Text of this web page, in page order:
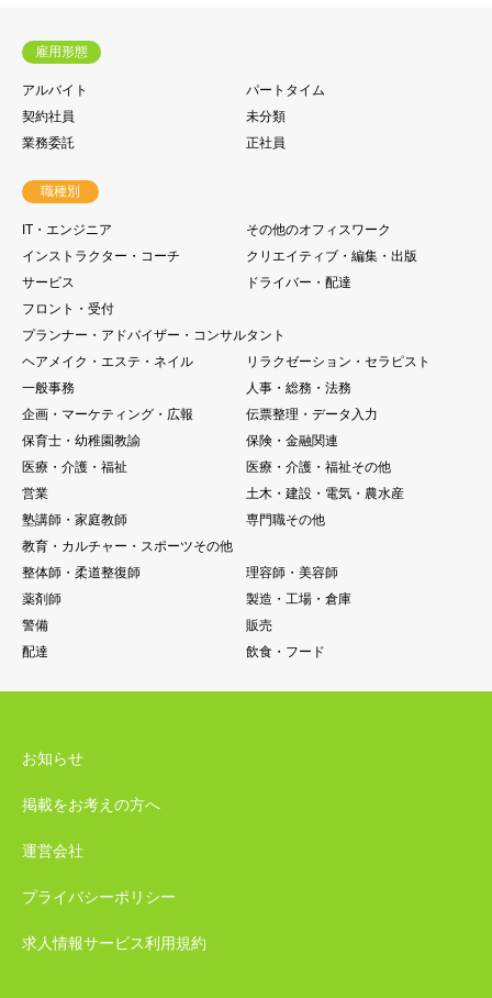
雇用形態
アルバイト
パートタイム
契約社員
未分類
業務委託
正社員
職種別
IT・エンジニア
その他のオフィスワーク
インストラクター・コーチ
クリエイティブ・編集・出版
サービス
ドライバー・配達
フロント・受付
プランナー・アドバイザー・コンサルタント
ヘアメイク・エステ・ネイル
リラクゼーション・セラピスト
一般事務
人事・総務・法務
企画・マーケティング・広報
伝票整理・データ入力
保育士・幼稚園教諭
保険・金融関連
医療・介護・福祉
医療・介護・福祉その他
営業
土木・建設・電気・農水産
塾講師・家庭教師
専門職その他
教育・カルチャー・スポーツその他
整体師・柔道整復師
理容師・美容師
薬剤師
製造・工場・倉庫
警備
販売
配達
飲食・フード
お知らせ
掲載をお考えの方へ
運営会社
プライバシーポリシー
求人情報サービス利用規約